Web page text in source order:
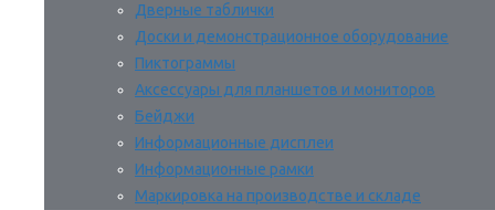
Дверные таблички
Доски и демонстрационное оборудование
Пиктограммы
Аксессуары для планшетов и мониторов
Бейджи
Информационные дисплеи
Информационные рамки
Маркировка на производстве и складе